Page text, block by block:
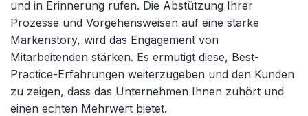
und in Erinnerung rufen. Die Abstützung Ihrer
Prozesse und Vorgehensweisen auf eine starke
Markenstory, wird das Engagement von
Mitarbeitenden stärken. Es ermutigt diese, Best-
Practice-Erfahrungen weiterzugeben und den Kunden
zu zeigen, dass das Unternehmen Ihnen zuhört und
einen echten Mehrwert bietet.